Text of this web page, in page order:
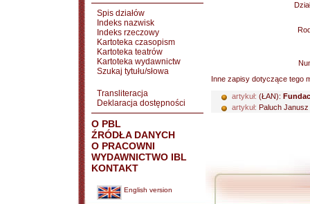
Spis działów
Indeks nazwisk
Indeks rzeczowy
Kartoteka czasopism
Kartoteka teatrów
Kartoteka wydawnictw
Szukaj tytułu/słowa
Transliteracja
Deklaracja dostępności
O PBL
ŹRÓDŁA DANYCH
O PRACOWNI
WYDAWNICTWO IBL
KONTAKT
English version
Inne zapisy dotyczące tego
artykuł: (ŁAN):
artykuł: Paluch